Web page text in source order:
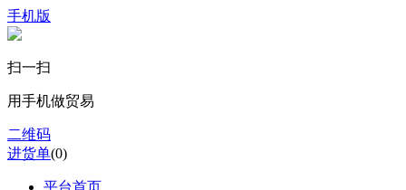
手机版
扫一扫
用手机做贸易
二维码
进货单(0)
平台首页